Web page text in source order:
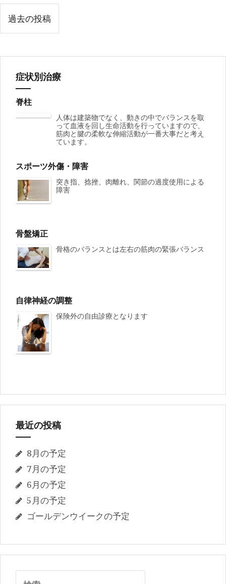
投
稿
ナ
ビ
ゲ
ー
ョ
ン
過去の投稿
症状別治療
脊柱
人体は建築物でなく、動きの中でバランスを取
って血液を回し生命活動を行っていますので、
筋肉と腱の柔軟な伸縮活動が一番大事だと考え
ています。
スポーツ外傷・障害
突き指、捻挫、肉離れ、関節の過度使用による
障害
骨盤矯正
骨格のバランスとは左右の筋肉の緊張バランス
自律神経の調整
保険外の自由診療となります
最近の投稿
8月の予定
7月の予定
6月の予定
5月の予定
ゴールデンウイークの予定